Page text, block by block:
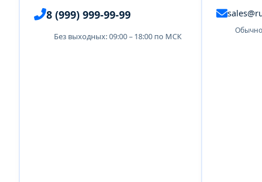
8 (999) 999-99-99
Без выходных: 09:00 – 18:00 по МСК